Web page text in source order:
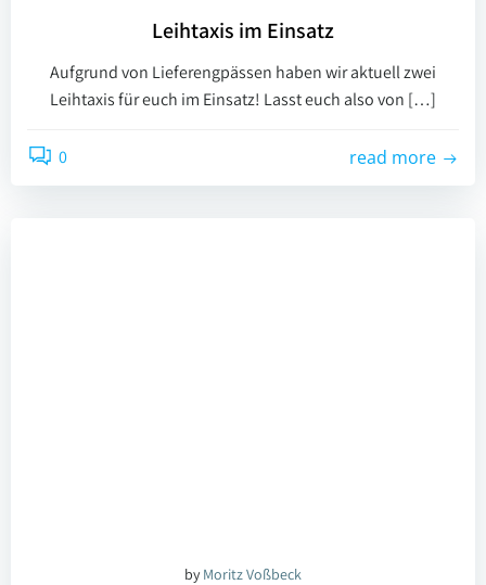
Leihtaxis im Einsatz
Aufgrund von Lieferengpässen haben wir aktuell zwei
Leihtaxis für euch im Einsatz! Lasst euch also von […]
0 read more
by Moritz Voßbeck